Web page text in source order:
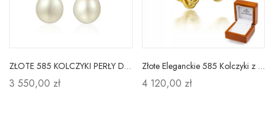
ZŁOTE 585 KOLCZYKI PERŁY DIAMENTY NA PREZENT
3 550,00 zł
Złote Eleganckie 585 Kolczyki z Diamentami Prezent
4 120,00 zł